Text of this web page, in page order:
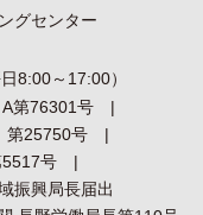
グセンター
8:00～17:00）
A第76301号 |
第25750号 |
5517号 |
振興局長届出